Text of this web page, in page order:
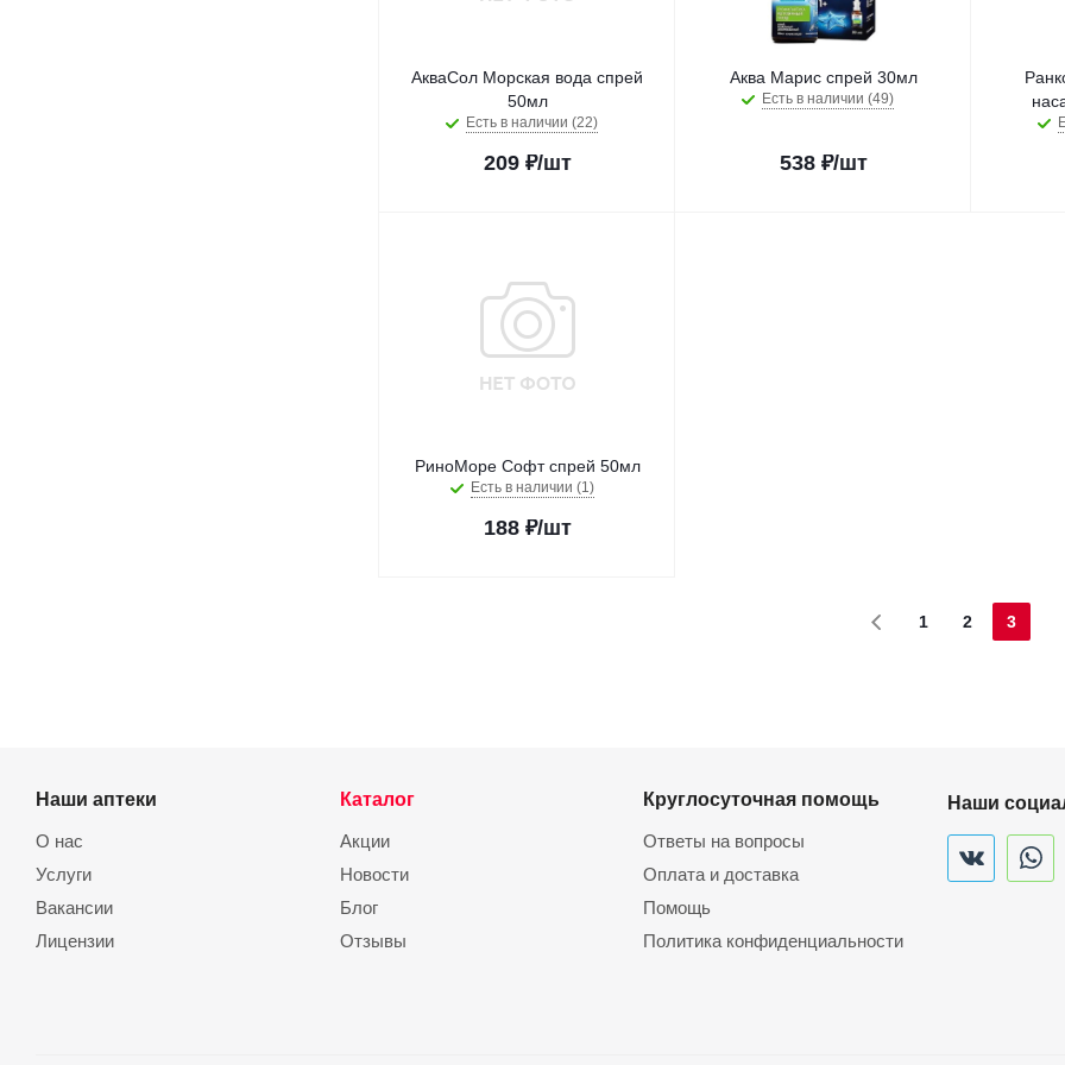
АкваСол Морская вода спрей
50мл
Есть в наличии (22)
209₽/шт
Аква Марис спрей 30мл
Есть в наличии (49)
538₽/шт
РиноМоре Софт спрей 50мл
Есть в наличии (1)
188₽/шт
1 2 3
Наши аптеки
О нас
Услуги
Вакансии
Лицензии
Каталог
Акции
Новости
Блог
Отзывы
Круглосуточная помощь
Ответы на вопросы
Оплата и доставка
Помощь
Политика конфиденциальности
Наши